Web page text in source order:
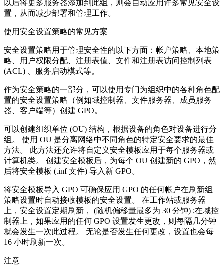
以后将更多服务器添加到此组，则会自动应用许多常见安全设
置，从而减少部署和管理工作。
使用安全设置策略的常见方案
安全设置策略用于管理安全性的以下方面：帐户策略、本地策
略、用户权限分配、注册表值、文件和注册表访问控制列表
(ACL) 、服务启动模式等。
作为安全策略的一部分，可以使用专门为组织中的各种角色配
置的安全设置策略（例如域控制器、文件服务器、成员服务
器、客户端等）创建 GPO。
可以创建组织单位 (OU) 结构，根据设备的角色对设备进行分
组。 使用 OU 是分离网络中不同角色的特定安全要求的最佳
方法。 此方法还允许将自定义安全模板应用于每个服务器或
计算机类。 创建安全模板后，为每个 OU 创建新的 GPO，然
后将安全模板 (.inf 文件) 导入新 GPO。
将安全模板导入 GPO 可确保应用 GPO 的任何帐户在刷新组
策略设置时自动接收模板的安全设置。 在工作站或服务器
上，安全设置定期刷新， (随机偏移量最多为 30 分钟) ;在域控
制器上，如果应用的任何 GPO 设置发生更改，则每隔几分钟
就会发生一次此过程。 无论是否发生任何更改，设置也会每
16 小时刷新一次。
注意